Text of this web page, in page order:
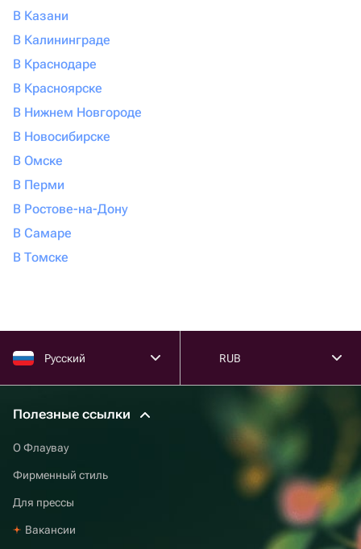
В Казани
В Калининграде
В Краснодаре
В Красноярске
В Нижнем Новгороде
В Новосибирске
В Омске
В Перми
В Ростове-на-Дону
В Самаре
В Томске
Русский RUB
Полезные ссылки
О Флаувау
Фирменный стиль
Для прессы
Вакансии